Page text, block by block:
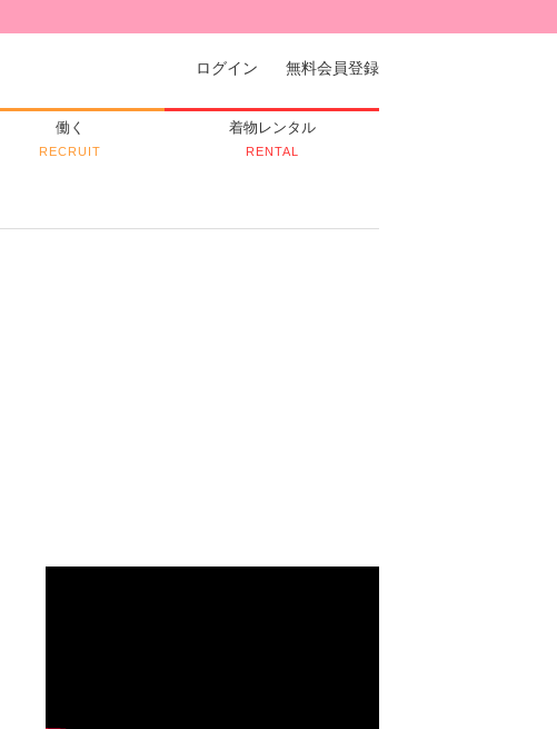
ログイン 無料会員登録
働く
RECRUIT
着物レンタル
RENTAL